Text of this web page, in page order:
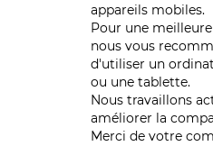
appareils mobiles.
Pour une
nous vous
d'utiliser un
ou une tablette.
Nous travaillons
améliorer la
Merci de votre